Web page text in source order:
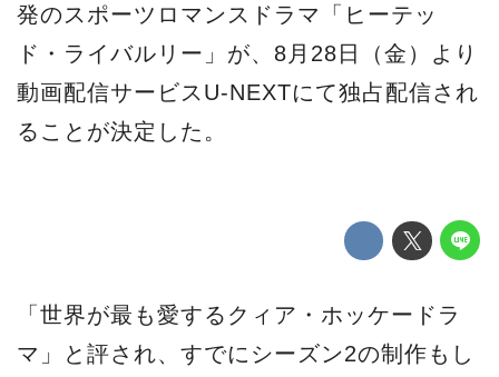
発のスポーツロマンスドラマ「ヒーテッ
ド・ライバルリー」が、8月28日（金）より
動画配信サービスU-NEXTにて独占配信され
ることが決定した。
「世界が最も愛するクィア・ホッケードラ
マ」と評され、すでにシーズン2の制作もし